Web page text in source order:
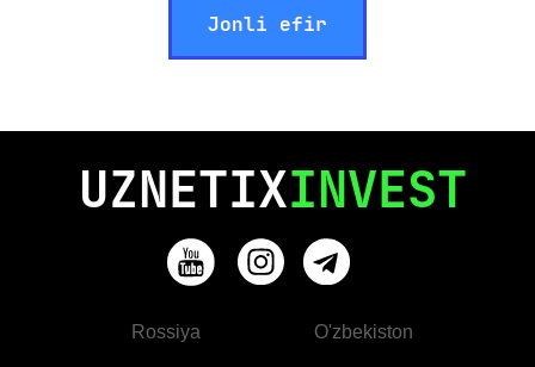
Jonli efir
Rossiya O'zbekiston
UZNETIXINVEST